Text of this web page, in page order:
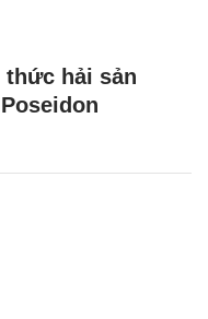
thức hải sản